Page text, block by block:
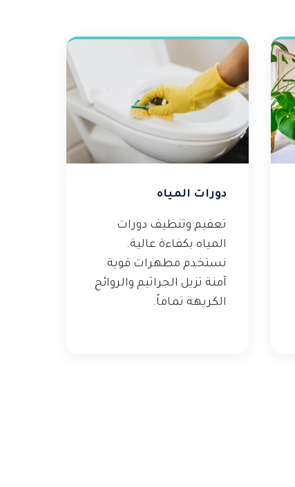
دورات المياه
تعقيم وتنظيف دورات
المياه بكفاءة عالية.
نستخدم مطهرات قوية
آمنة تزيل الجراثيم والروائح
الكريهة تماماً.